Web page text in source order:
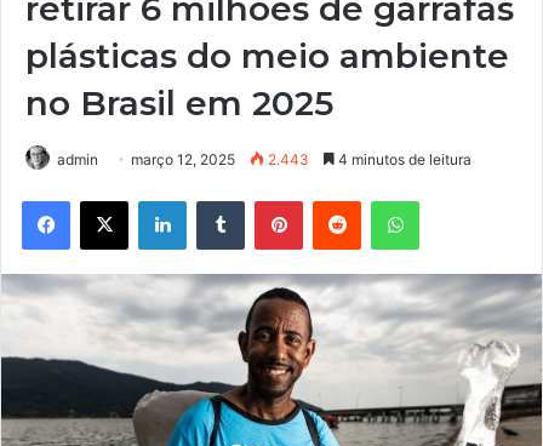
retirar 6 milhões de garrafas
plásticas do meio ambiente
no Brasil em 2025
admin março 12, 2025 2.443 4 minutos de leitura
Facebook
X LinkedinTumblr PinterestReddit WhatsApp